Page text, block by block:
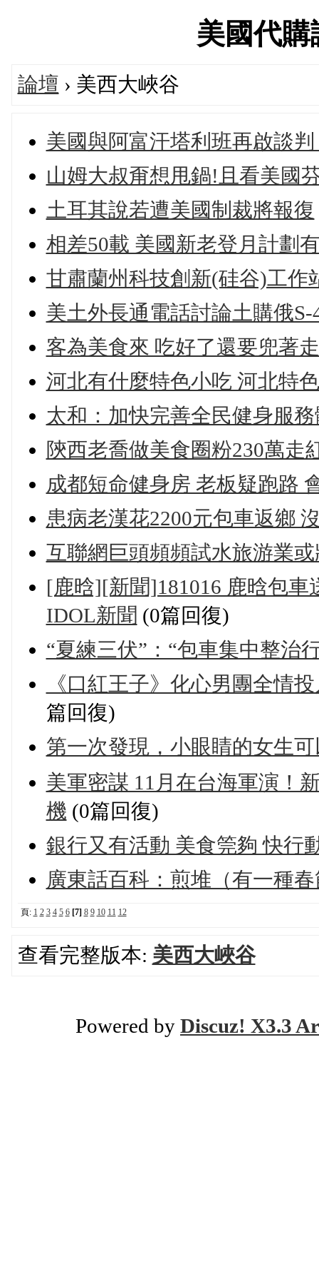
美國代
論壇 › 美西大峽谷
美國與阿富汗塔利班再啟談
山姆大叔甭想甩鍋!且看美國
土耳其說若遭美國制裁將報復
相差50載 美國新老登月計劃
甘肅蘭州科技創新(硅谷)工作
美土外長通電話討論土購俄
客為美食來 吃好了還要兜著走
河北有什麼特色小吃 河北特
太和：加快完善全民健身服
陝西老喬做美食圈粉230萬走
成都短命健身房 老板疑跑路
患病老漢花2200元包車返鄉
互聯網巨頭頻頻試水旅游業
[鹿晗][新聞]181016 鹿晗包
IDOL新聞 (0篇回復)
“夏練三伏”：“包車集中整治
《口紅王子》化心男團全情
篇回復)
第一次發現，小眼睛的女生
美軍密謀 11月在台海軍演！
機 (0篇回復)
銀行又有活動 美食筦夠 快行
廣東話百科：煎堆（有一種
頁: 1 2 3 4 5 6 [7] 8 9 10 11 12
查看完整版本: 美西大峽谷
Powered by Discuz! X3.3